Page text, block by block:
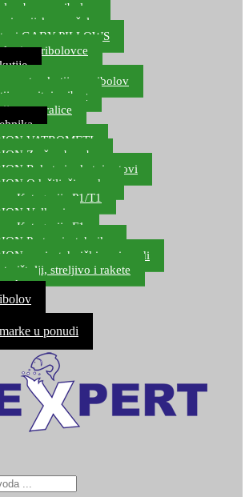
bon za ribolov
naočale
GABY PILLOWS
za ribolovce
kutije za ribolov
za sitni pribor
za varalice
VATROMETI
Zračne bombe
Rakete i raketni setovi
Odašiljači zvuka
Kategorija P1/T1
Vulkani
Kategorija F1
Party pirotehnika
nepirotehnički proizvodi
pištolji, streljivo i rakete
u ponudi